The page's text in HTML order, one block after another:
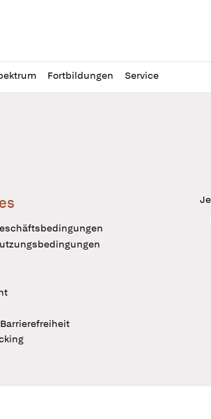
Fortbildungen Service